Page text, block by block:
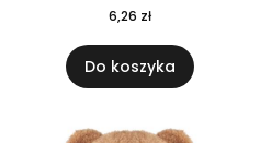
6,26 zł
Do koszyka